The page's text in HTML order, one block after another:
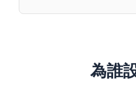
為誰